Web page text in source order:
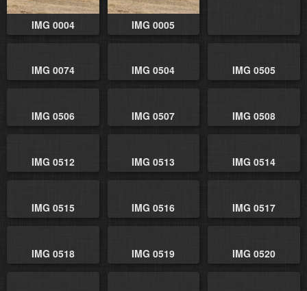
IMG 0004 IMG 0005
IMG 0074 IMG 0504 IMG 0505
IMG 0506 IMG 0507 IMG 0508
IMG 0512 IMG 0513 IMG 0514
IMG 0515 IMG 0516 IMG 0517
IMG 0518 IMG 0519 IMG 0520